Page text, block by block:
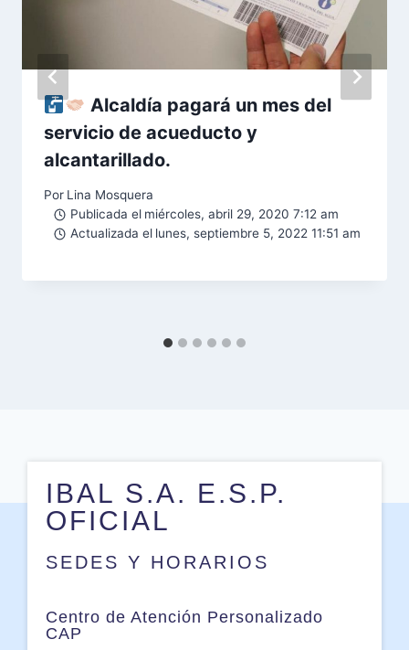
Alcaldía pagará un mes del
servicio de acueducto y
alcantarillado.
Por Lina Mosquera
Publicada el miércoles, abril 29, 2020 7:12 am
Actualizada el lunes, septiembre 5, 2022 11:51 am
IBAL S.A. E.S.P.
OFICIAL
SEDES Y HORARIOS
Centro de Atención Personalizado
CAP